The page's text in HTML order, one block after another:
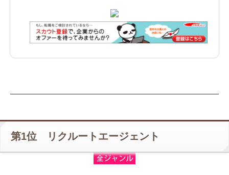
第1位 リクルートエージェント